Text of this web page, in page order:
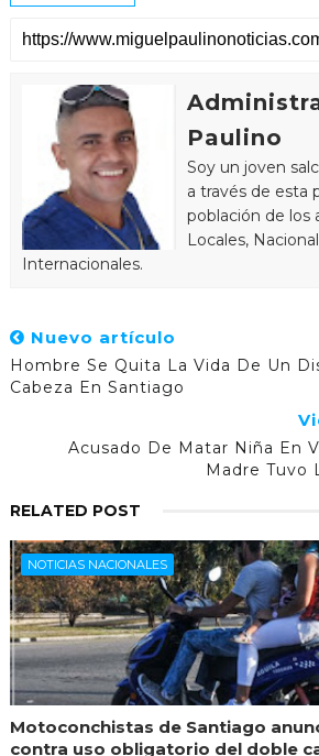
Paulino
Soy un joven
a través de esta
población de los
Locales,
Internacionales.
Nuevo artículo
Hombre Se Quita La Vida De Un
Cabeza En Santiago
Acusado De Matar Niña En
Madre Tuvo
RELATED POST
NOTICIAS NACIONALES
Motoconchistas de Santiago
contra uso obligatorio del doble